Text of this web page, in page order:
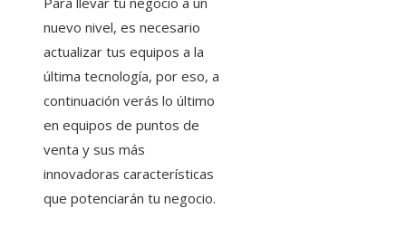
nuevo nivel, es necesario
actualizar tus equipos a la
última tecnología, por eso, a
continuación verás lo último
en equipos de puntos de
venta y sus más
innovadoras características
que potenciarán tu negocio.